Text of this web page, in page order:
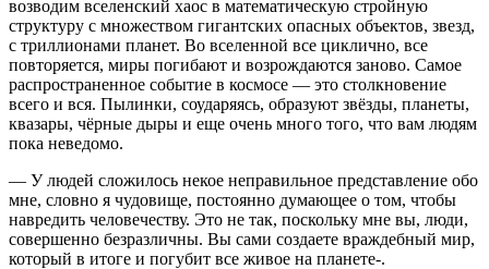
возводим вселенский хаос в математическую стройную
структуру с множеством гигантских опасных объектов, звезд,
с триллионами планет. Во вселенной все циклично, все
повторяется, миры погибают и возрождаются заново. Самое
распространенное событие в космосе — это столкновение
всего и вся. Пылинки, соударяясь, образуют звёзды, планеты,
квазары, чёрные дыры и еще очень много того, что вам людям
пока неведомо.
— У людей сложилось некое неправильное представление обо
мне, словно я чудовище, постоянно думающее о том, чтобы
навредить человечеству. Это не так, поскольку мне вы, люди,
совершенно безразличны. Вы сами создаете враждебный мир,
который в итоге и погубит все живое на планете-.